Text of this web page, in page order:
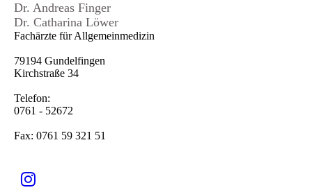
Dr. Andreas Finger
Dr. Catharina Löwer
Fachärzte für Allgemeinmedizin
79194 Gundelfingen
Kirchstraße 34
Telefon:
0761 - 52672
Fax: 0761 59 321 51